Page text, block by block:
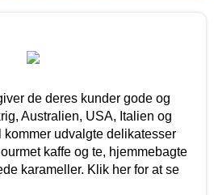
de deres kunder gode og
Australien, USA, Italien og
kommer udvalgte delikatesser
kaffe og te, hjemmebagte
karameller. Klik her for at se